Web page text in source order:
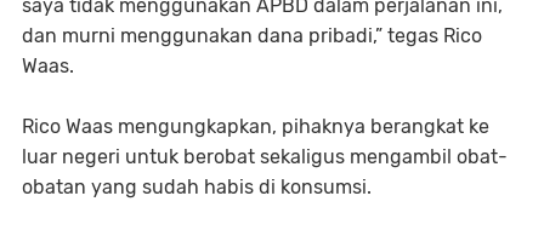
saya tidak menggunakan APBD dalam perjalanan ini,
dan murni menggunakan dana pribadi,” tegas Rico
Waas.
Rico Waas mengungkapkan, pihaknya berangkat ke
luar negeri untuk berobat sekaligus mengambil obat-
obatan yang sudah habis di konsumsi.